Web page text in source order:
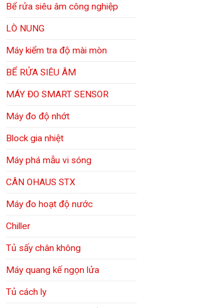
Bể rửa siêu âm công nghiệp
LÒ NUNG
Máy kiểm tra độ mài mòn
BỂ RỬA SIÊU ÂM
MÁY ĐO SMART SENSOR
Máy đo độ nhớt
Block gia nhiệt
Máy phá mẫu vi sóng
CÂN OHAUS STX
Máy đo hoạt độ nước
Chiller
Tủ sấy chân không
Máy quang kế ngọn lửa
Tủ cách ly